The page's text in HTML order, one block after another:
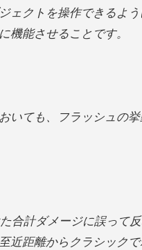
ェクトを操作できるよ
機能させることです。
いても、フラッシュの挙
合計ダメージに誤って
近距離からクラシック